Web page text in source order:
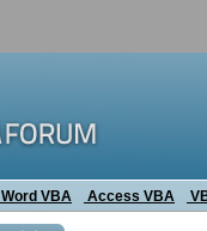
Word VBA Access VBA